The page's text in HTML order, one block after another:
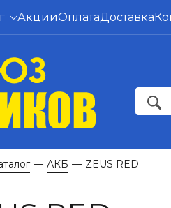
АкцииОплатаДоставка
— АКБ — ZEUS RED